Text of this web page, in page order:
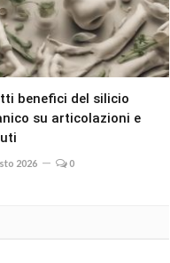
benefici del silicio
su articolazioni e
2026 0